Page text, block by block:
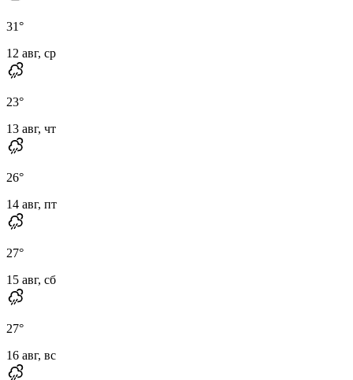
31°
12 авг, ср
23°
13 авг, чт
26°
14 авг, пт
27°
15 авг, сб
27°
16 авг, вс